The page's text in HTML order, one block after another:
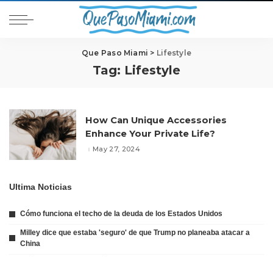
Que Paso Miami > Lifestyle
Tag: Lifestyle
How Can Unique Accessories
Enhance Your Private Life?
May 27, 2024
Ultima Noticias
Cómo funciona el techo de la deuda de los Estados Unidos
Milley dice que estaba 'seguro' de que Trump no planeaba atacar a
China